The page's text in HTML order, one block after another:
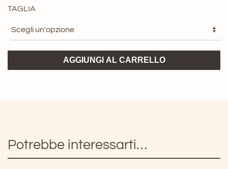
TAGLIA
Portobello
AGGIUNGI AL CARRELLO
Potrebbe interessarti…